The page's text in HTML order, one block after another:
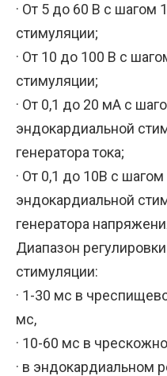
· От 5 до 60 В с шагом
стимуляции;
· От 10 до 100 В с
стимуляции;
· От 0,1 до 20 мА с
эндокардиальной
генератора тока;
· От 0,1 до 10В с
эндокардиальной
генератора
Диапазон
стимуляции:
· 1-30 мс в
мс,
· 10-60 мс в
· в эндокардиальном